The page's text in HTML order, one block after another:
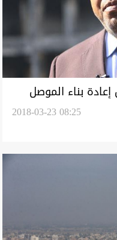
بناء الموصل
2018-03-23 08:25